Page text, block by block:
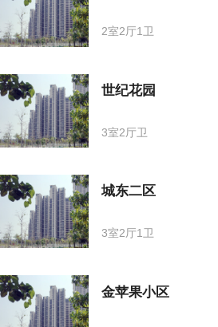
2室2厅1卫
世纪花园
3室2厅卫
城东二区
3室2厅1卫
金苹果小区